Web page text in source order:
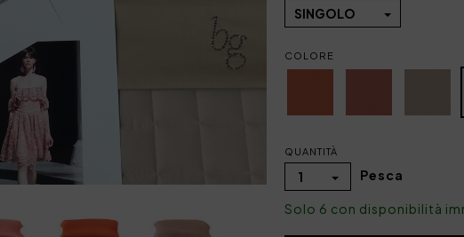
SINGOLO
COLORE
QUANTITÀ
1 Pesca
Solo 6 con disponibilità